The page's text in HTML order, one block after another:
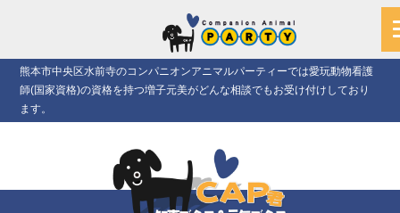
熊本市中央区水前寺のコンパニオンアニマルパーティーでは愛玩動物看護
師(国家資格)の資格を持つ増子元美がどんな相談でもお受け付けしており
ます。